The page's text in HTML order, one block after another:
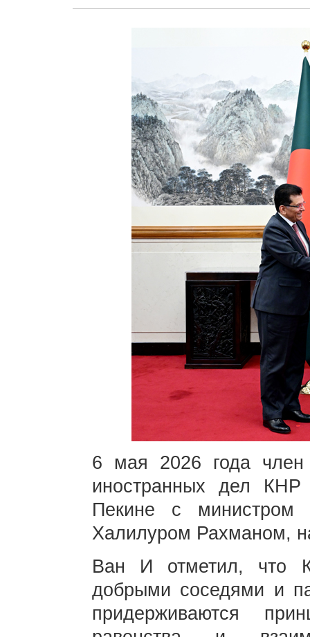
6 мая 2026 года
иностранных дел
Пекине с министром
Халилуром Рахманом,
Ван И отметил, что
добрыми соседями и
придерживаются